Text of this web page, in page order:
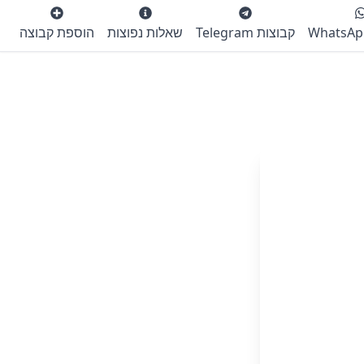
קבוצות Telegram שאלות נפוצות הוספת קבוצה